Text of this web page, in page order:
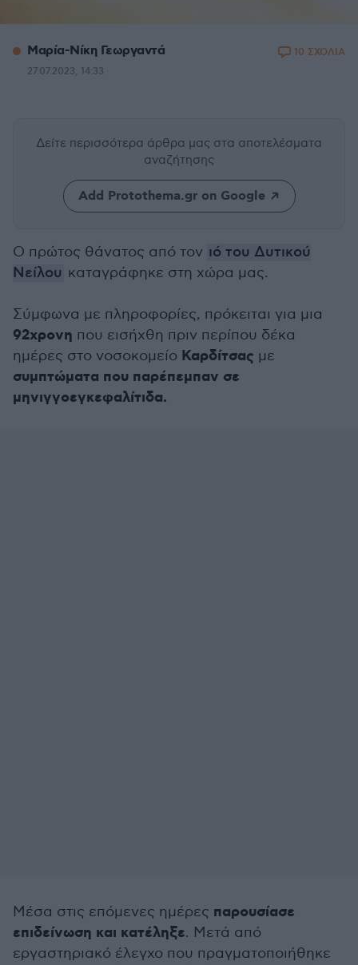
Μαρία-Νίκη Γεωργαντά
27.07.2023, 14:33
10 ΣΧΟΛΙΑ
Δείτε περισσότερα άρθρα μας στα αποτελέσματα
αναζήτησης
Add Protothema.gr on Google
Ο πρώτος θάνατος από τον ιό του Δυτικού
Νείλου καταγράφηκε στη χώρα μας.
Σύμφωνα με πληροφορίες, πρόκειται για μια
92χρονη που εισήχθη πριν περίπου δέκα
ημέρες στο νοσοκομείο Καρδίτσας με
συμπτώματα που παρέπεμπαν σε
μηνιγγοεγκεφαλίτιδα.
Μέσα στις επόμενες ημέρες παρουσίασε
επιδείνωση και κατέληξε. Μετά από
εργαστηριακό έλεγχο που πραγματοποιήθηκε